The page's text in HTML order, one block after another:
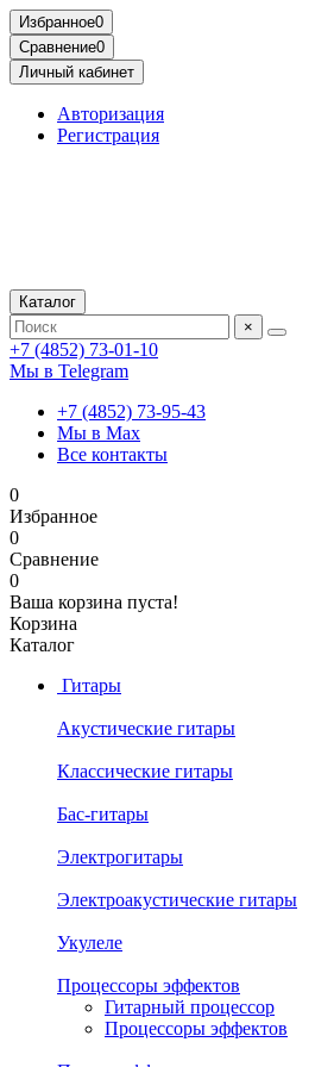
Избранное0
Сравнение0
Личный кабинет
Авторизация
Регистрация
Каталог
×
+7 (4852) 73-01-10
Мы в Telegram
+7 (4852) 73-95-43
Мы в Max
Все контакты
0
Избранное
0
Сравнение
0
Ваша корзина пуста!
Корзина
Каталог
Гитары
Акустические гитары
Классические гитары
Бас-гитары
Электрогитары
Электроакустические гитары
Укулеле
Процессоры эффектов
Гитарный процессор
Процессоры эффектов